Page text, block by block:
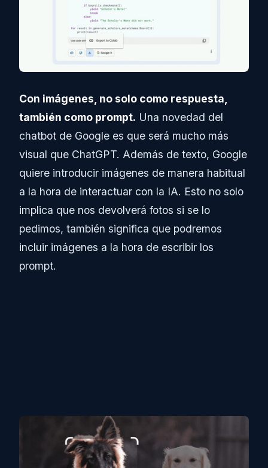
Con imágenes, no solo como respuesta,
también como prompt. Una novedad del
chatbot de Google es que será mucho más
visual que ChatGPT. Además de texto, Google
quiere introducir imágenes de manera habitual
a la hora de interactuar con la IA. Esto no solo
implica que nos devolverá fotos si se lo
pedimos, también significa que podremos
incluir imágenes a la hora de escribir los
prompt.